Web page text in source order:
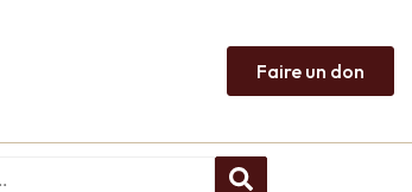
Faire un don